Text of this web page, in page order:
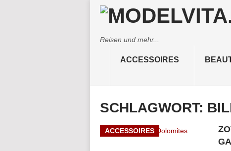
Reisen und mehr...
ACCESSOIRES
SCHLAGWORT:
ACCESSOIRES